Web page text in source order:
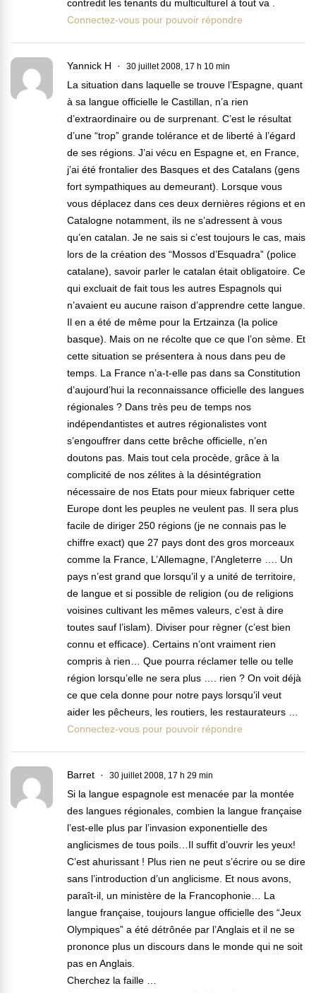
contredit les tenants du multiculturel à tout va .
Connectez-vous pour pouvoir répondre
Yannick H 30 juillet 2008, 17 h 10 min
La situation dans laquelle se trouve l’Espagne, quant
à sa langue officielle le Castillan, n’a rien
d’extraordinaire ou de surprenant. C’est le résultat
d’une “trop” grande tolérance et de liberté à l’égard
de ses régions. J’ai vécu en Espagne et, en France,
j’ai été frontalier des Basques et des Catalans (gens
fort sympathiques au demeurant). Lorsque vous
vous déplacez dans ces deux dernières régions et en
Catalogne notamment, ils ne s’adressent à vous
qu’en catalan. Je ne sais si c’est toujours le cas, mais
lors de la création des “Mossos d’Esquadra” (police
catalane), savoir parler le catalan était obligatoire. Ce
qui excluait de fait tous les autres Espagnols qui
n’avaient eu aucune raison d’apprendre cette langue.
Il en a été de même pour la Ertzainza (la police
basque). Mais on ne récolte que ce que l’on sème. Et
cette situation se présentera à nous dans peu de
temps. La France n’a-t-elle pas dans sa Constitution
d’aujourd’hui la reconnaissance officielle des langues
régionales ? Dans très peu de temps nos
indépendantistes et autres régionalistes vont
s’engouffrer dans cette brêche officielle, n’en
doutons pas. Mais tout cela procède, grâce à la
complicité de nos zélites à la désintégration
nécessaire de nos Etats pour mieux fabriquer cette
Europe dont les peuples ne veulent pas. Il sera plus
facile de diriger 250 régions (je ne connais pas le
chiffre exact) que 27 pays dont des gros morceaux
comme la France, L’Allemagne, l’Angleterre …. Un
pays n’est grand que lorsqu’il y a unité de territoire,
de langue et si possible de religion (ou de religions
voisines cultivant les mêmes valeurs, c’est à dire
toutes sauf l’islam). Diviser pour règner (c’est bien
connu et efficace). Certains n’ont vraiment rien
compris à rien… Que pourra réclamer telle ou telle
région lorsqu’elle ne sera plus …. rien ? On voit déjà
ce que cela donne pour notre pays lorsqu’il veut
aider les pêcheurs, les routiers, les restaurateurs …
Connectez-vous pour pouvoir répondre
Barret 30 juillet 2008, 17 h 29 min
Si la langue espagnole est menacée par la montée
des langues régionales, combien la langue française
l’est-elle plus par l’invasion exponentielle des
anglicismes de tous poils…Il suffit d’ouvrir les yeux!
C’est ahurissant ! Plus rien ne peut s’écrire ou se dire
sans l’introduction d’un anglicisme. Et nous avons,
paraît-il, un ministère de la Francophonie… La
langue française, toujours langue officielle des “Jeux
Olympiques” a été détrônée par l’Anglais et il ne se
prononce plus un discours dans le monde qui ne soit
pas en Anglais.
Cherchez la faille …